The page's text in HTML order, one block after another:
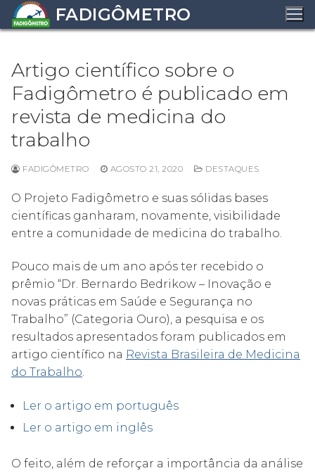
Pular
para
conteúdo
FADIGÔMETRO
Artigo científico sobre o
Fadigômetro é publicado em
revista de medicina do
trabalho
FADIGÔMETRO AGOSTO 21, 2020 DESTAQUES
O Projeto Fadigômetro e suas sólidas bases
científicas ganharam, novamente, visibilidade
entre a comunidade de medicina do trabalho.
Pouco mais de um ano após ter recebido o
prêmio “Dr. Bernardo Bedrikow – Inovação e
novas práticas em Saúde e Segurança no
Trabalho” (Categoria Ouro), a pesquisa e os
resultados apresentados foram publicados em
artigo científico na Revista Brasileira de Medicina
do Trabalho.
Ler o artigo em português
Ler o artigo em inglês
O feito, além de reforçar a importância da análise